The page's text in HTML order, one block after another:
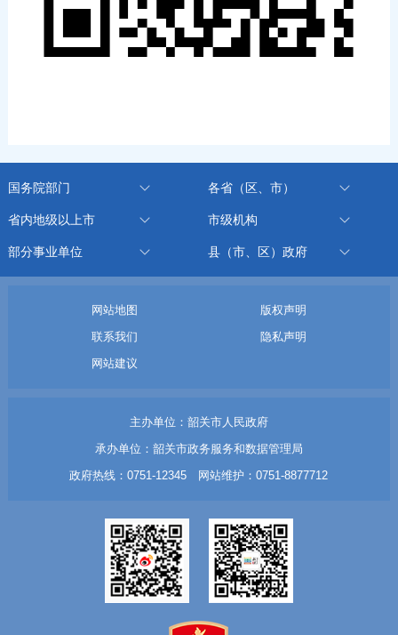
国务院部门 各省（区、市）
省内地级以上市 市级机构
部分事业单位 县（市、区）政府
网站地图
版权声明
联系我们
隐私声明
网站建议
主办单位：韶关市人民政府
承办单位：韶关市政务服务和数据管理局
政府热线：0751-12345 网站维护：0751-8877712